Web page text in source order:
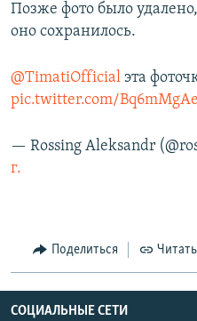
Позже фото было
оно сохранилось.
@TimatiOfficial эта
pic.twitter.com/
— Rossing Aleksandr
г.
Поделиться
СОЦИАЛЬНЫЕ СЕТИ